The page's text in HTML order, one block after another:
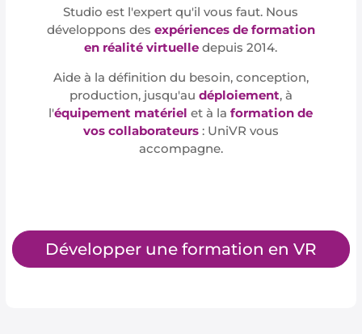
Studio est l'expert qu'il vous faut. Nous
développons des expériences de formation
en réalité virtuelle depuis 2014.
Aide à la définition du besoin, conception,
production, jusqu'au déploiement, à
l'équipement matériel et à la formation de
vos collaborateurs: UniVR vous
accompagne.
Développer une formation en VR